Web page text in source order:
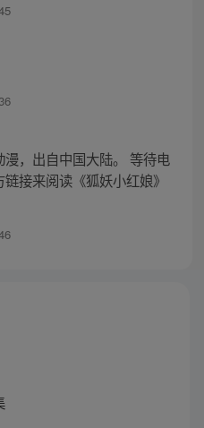
漫，出自中国大陆。 等待电
接来阅读《狐妖小红娘》